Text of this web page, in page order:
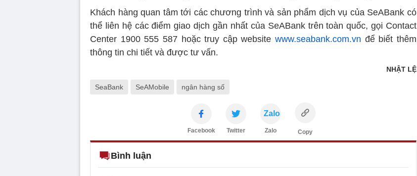
Khách hàng quan tâm tới các chương trình và sản phẩm dịch vụ của SeABank có
thể liên hệ các điểm giao dịch gần nhất của SeABank trên toàn quốc, gọi Contact
Center 1900 555 587 hoặc truy cập websitewww.seabank.com.vn để biết thêm
thông tin chi tiết và được tư vấn.
NHẬT LỆ
SeaBank SeAMobile ngân hàng số
Facebook Twitter
Zalo
Zalo Copy
Bình luận